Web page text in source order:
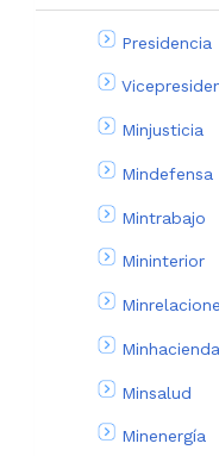
Presidencia
Minjusticia
Mindefensa
Mintrabajo
Mininterior
Minhacienda
Minsalud
Minenergía